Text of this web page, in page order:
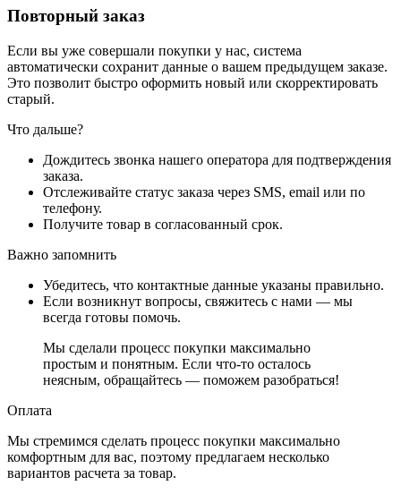
Повторный заказ
Если вы уже совершали покупки у нас, система
автоматически сохранит данные о вашем предыдущем заказе.
Это позволит быстро оформить новый или скорректировать
старый.
Что дальше?
Дождитесь звонка нашего оператора для подтверждения
заказа.
Отслеживайте статус заказа через SMS, email или по
телефону.
Получите товар в согласованный срок.
Важно запомнить
Убедитесь, что контактные данные указаны правильно.
Если возникнут вопросы, свяжитесь с нами — мы
всегда готовы помочь.
Мы сделали процесс покупки максимально
простым и понятным. Если что-то осталось
неясным, обращайтесь — поможем разобраться!
Оплата
Мы стремимся сделать процесс покупки максимально
комфортным для вас, поэтому предлагаем несколько
вариантов расчета за товар.